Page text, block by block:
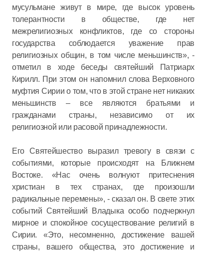
мусульмане живут в мире, где высок уровень
толерантности в обществе, где нет
межрелигиозных конфликтов, где со стороны
государства соблюдается уважение прав
религиозных общин, в том числе меньшинств», -
отметил в ходе беседы святейший Патриарх
Кирилл. При этом он напомнил слова Верховного
муфтия Сирии о том, что в этой стране нет никаких
меньшинств – все являются братьями и
гражданами страны, независимо от их
религиозной или расовой принадлежности.
Его Святейшество выразил тревогу в связи с
событиями, которые происходят на Ближнем
Востоке. «Нас очень волнуют притеснения
христиан в тех странах, где произошли
радикальные перемены», - сказал он. В свете этих
событий Святейший Владыка особо подчеркнул
мирное и спокойное сосуществование религий в
Сирии. «Это, несомненно, достижение вашей
страны, вашего общества, это достижение и